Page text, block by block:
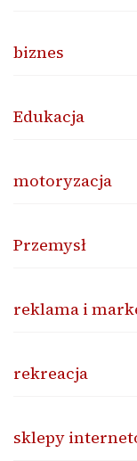
biznes
Edukacja
motoryzacja
Przemysł
reklama i
rekreacja
sklepy